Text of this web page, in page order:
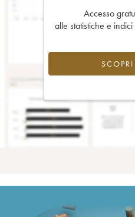
Accesso
alle statistiche e